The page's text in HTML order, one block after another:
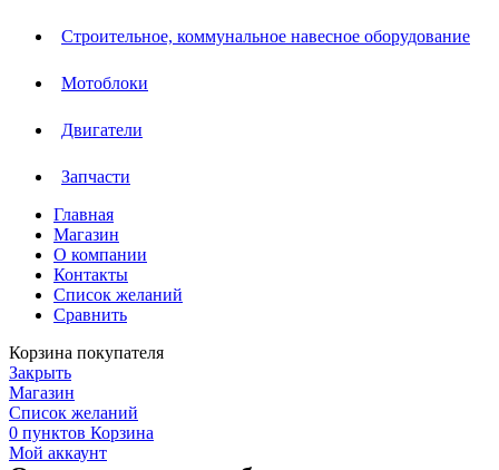
Строительное, коммунальное навесное оборудование
Мотоблоки
Двигатели
Запчасти
Главная
Магазин
О компании
Контакты
Список желаний
Сравнить
Корзина покупателя
Закрыть
Магазин
Список желаний
0 пунктов Корзина
Мой аккаунт